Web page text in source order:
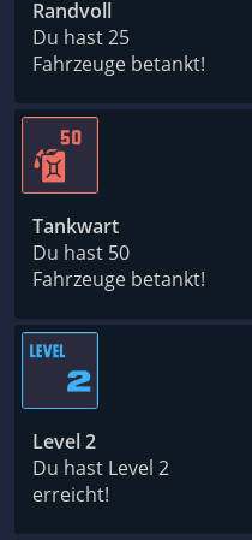
Randvoll
Du hast 25
Fahrzeuge betankt!
Tankwart
Du hast 50
Fahrzeuge betankt!
Level 2
Du hast Level 2
erreicht!